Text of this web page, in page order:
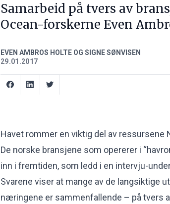
Samarbeid på tvers av
Ocean-forskerne Even
EVEN AMBROS HOLTE OG SIGNE SØNVISEN
29.01.2017
Havet rommer en viktig del av ressursene
De norske bransjene som opererer i
inn i fremtiden, som ledd i en intervju-
Svarene viser at mange av de langsiktige
næringene er sammenfallende – på tvers